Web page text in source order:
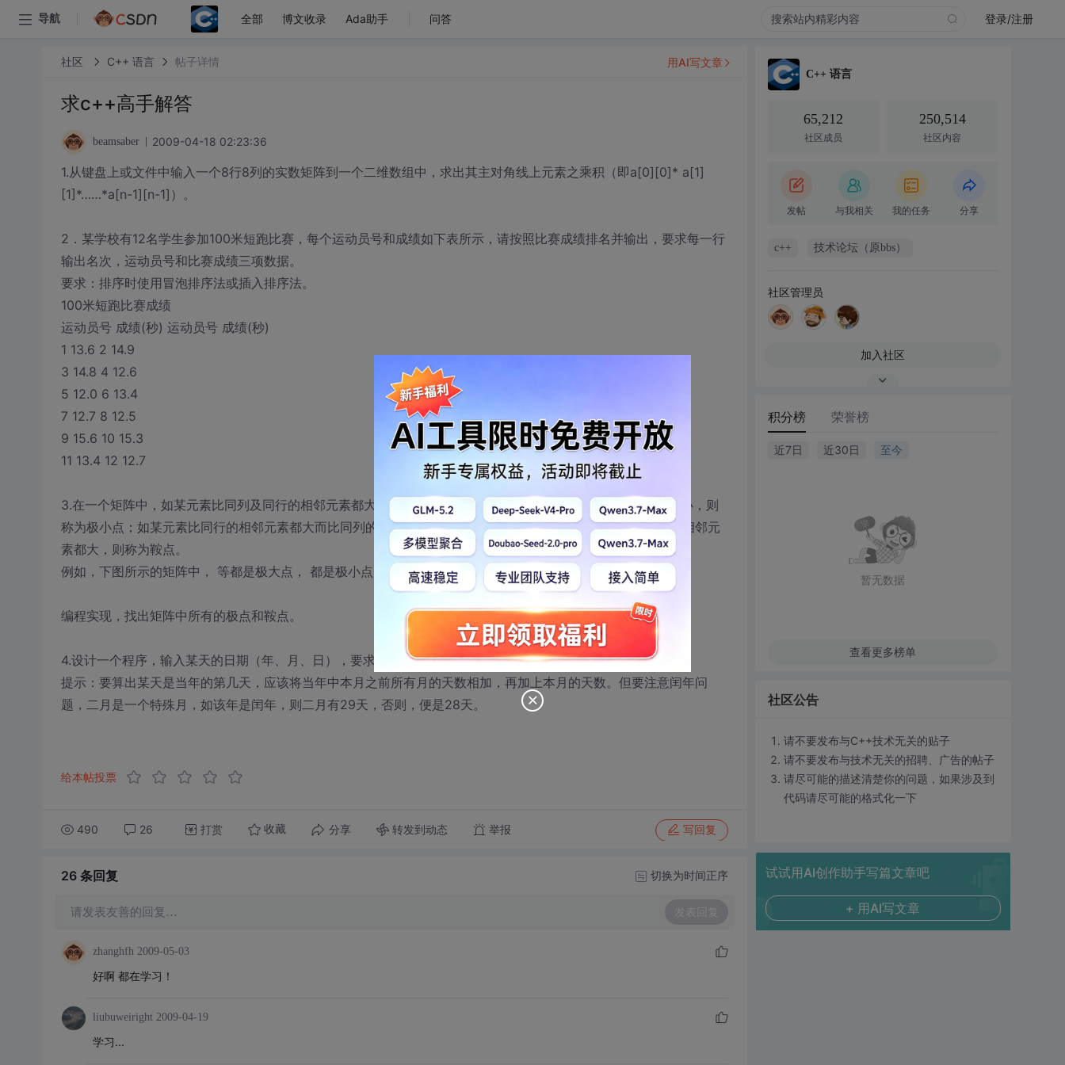
导航 全部 博文收录 Ada助手 问答 登录/注册
社区 C++ 语言 帖子详情
求c++高手解答
beamsaber 2009-04-18 02:23:36
1.从键盘上或文件中输入一个8行8列的实数矩阵到一个二维数组中，求出其主对角线上元素之乘积（即a[0][0]* a[1]
[1]*……*a[n-1][n-1]）。
2．某学校有12名学生参加100米短跑比赛，每个运动员号和成绩如下表所示，请按照比赛成绩排名并输出，要求每一行
输出名次，运动员号和比赛成绩三项数据。
要求：排序时使用冒泡排序法或插入排序法。
100米短跑比赛成绩
运动员号 成绩(秒) 运动员号 成绩(秒)
1 13.6 2 14.9
3 14.8 4 12.6
5 12.0 6 13.4
7 12.7 8 12.5
9 15.6 10 15.3
11 13.4 12 12.7
3.在一个矩阵中，如某元素比同列及同行的相邻元素都大，则称为极大点，如某元素比同列及同行的相邻元素都小，则
称为极小点；如某元素比同行的相邻元素都大而比同列的相邻元素都小，或者比同行的相邻元素都小而比同列的相邻元
素都大，则称为鞍点。
例如，下图所示的矩阵中， 等都是极大点， 都是极小点，而 则是一个鞍点。
编程实现，找出矩阵中所有的极点和鞍点。
4.设计一个程序，输入某天的日期（年、月、日），要求算出这一天是本年的第几天。
提示：要算出某天是当年的第几天，应该将当年中本月之前所有月的天数相加，再加上本月的天数。但要注意闰年问
题，二月是一个特殊月，如该年是闰年，则二月有29天，否则，便是28天。
给本帖投票
490 26 打赏 收藏 分享 转发到动态 举报 写回复
用AI写文章
26 条回复 切换为时间正序
请发表友善的回复… 发表回复
zhanghfh 2009-05-03
好啊 都在学习！
liubuweiright 2009-04-19
学习...
C++ 语言
65,212
社区成员
250,514
社区内容
发帖 与我相关 我的任务 分享
c++ 技术论坛（原bbs）
社区管理员
加入社区
积分榜 荣誉榜
近7日 近30日 至今
暂无数据
查看更多榜单
社区公告
请不要发布与C++技术无关的贴子
请不要发布与技术无关的招聘、广告的帖子
请尽可能的描述清楚你的问题，如果涉及到
代码请尽可能的格式化一下
试试用AI创作助手写篇文章吧
+ 用AI写文章